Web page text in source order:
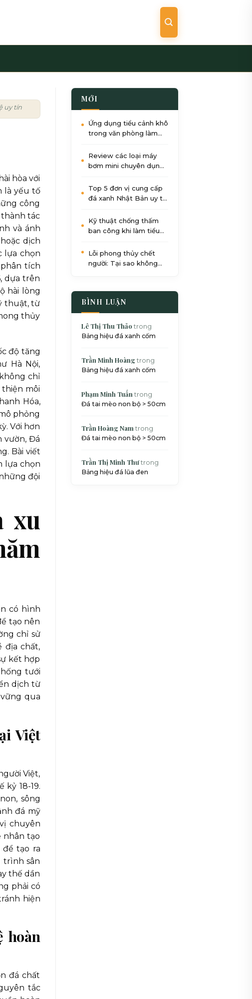
uy tín nhất hiện nay
hòa với
là yếu tố
công
tác
và ánh
dịch
lựa chọn
tích
dựa trên
hài lòng
thuật, từ
thủy
độ tăng
Hà Nội,
chỉ
môi
Hóa,
phỏng
Với hơn
vườn, Đá
Bài viết
lựa chọn
đội
xu
có hình
tạo nên
chỉ sử
địa chất,
kết hợp
tưới
dịch từ
qua
Việt
Việt,
18-19.
sông
đá mỹ
chuyên
nhân tạo
tạo ra
trình sân
thế dần
phải có
hiện
hoàn
đá chất
tắc
MỚI
Ứng dụng tiểu cảnh khô
trong văn phòng làm
năng suất
Review các loại máy
bơm mini chuyên dụng
sân
Top 5 đơn vị cung cấp
đá xanh Nhật Bản uy tín
Kỹ thuật chống thấm
ban công khi làm tiểu
chuẩn SEO
Lỗi phong thủy chết
người: Tại sao không
BÌNH LUẬN
Lê Thị Thu Thảo trong
Bảng hiệu đá xanh cốm
Trần Minh Hoàng trong
Bảng hiệu đá xanh cốm
Phạm Minh Tuấn trong
Đá tai mèo non bộ > 50cm
Trần Hoàng Nam trong
Đá tai mèo non bộ > 50cm
Trần Thị Minh Thưtrong
Bảng hiệu đá lũa đen